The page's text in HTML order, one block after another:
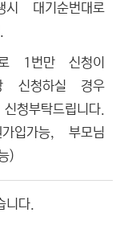
대기순번대로
1번만 신청이
신청하실 경우
부탁드립니다.
입가능, 부모님
)
니다.